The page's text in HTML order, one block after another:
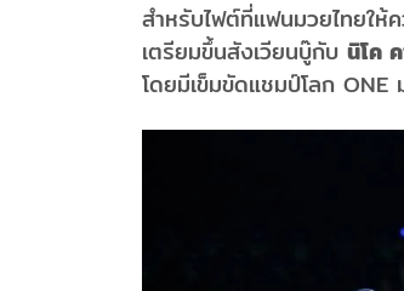
สำหรับไฟต์ที่แฟนมวยไทยให้
เตรียมขึ้นสังเวียนบู๊กับ นิโค
โดยมีเข็มขัดแชมป์โลก ONE